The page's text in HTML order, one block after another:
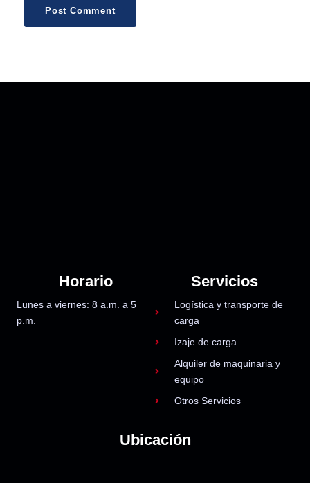
Horario
Lunes a viernes: 8 a.m. a 5
p.m.
Servicios
Logística y transporte de
carga
Izaje de carga
Alquiler de maquinaria y
equipo
Otros Servicios
Ubicación